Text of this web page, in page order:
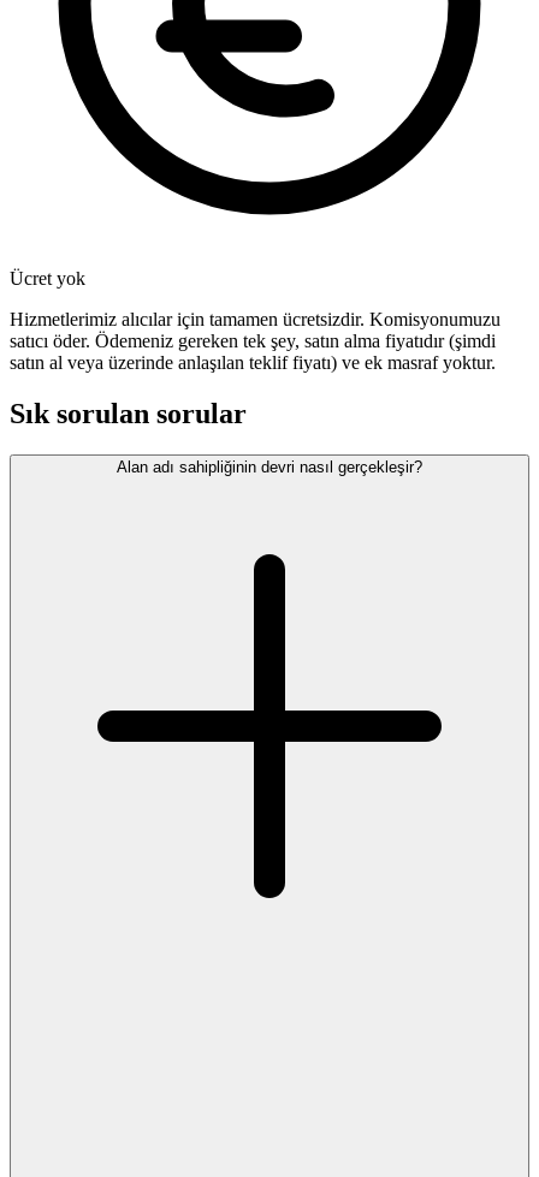
Ücret yok
Hizmetlerimiz alıcılar için tamamen ücretsizdir. Komisyonumuzu
satıcı öder. Ödemeniz gereken tek şey, satın alma fiyatıdır (şimdi
satın al veya üzerinde anlaşılan teklif fiyatı) ve ek masraf yoktur.
Sık sorulan sorular
Alan adı sahipliğinin devri nasıl gerçekleşir?